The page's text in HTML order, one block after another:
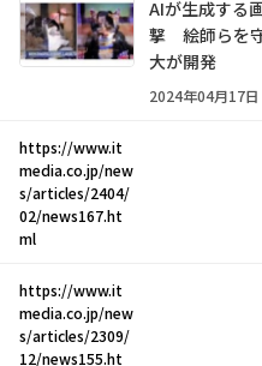
AIが生成する
撃 絵師らを
大が開発
2024年04月17
https://www.it
media.co.jp/new
s/articles/2404/
02/news167.ht
ml
https://www.it
media.co.jp/new
s/articles/2309/
12/news155.ht